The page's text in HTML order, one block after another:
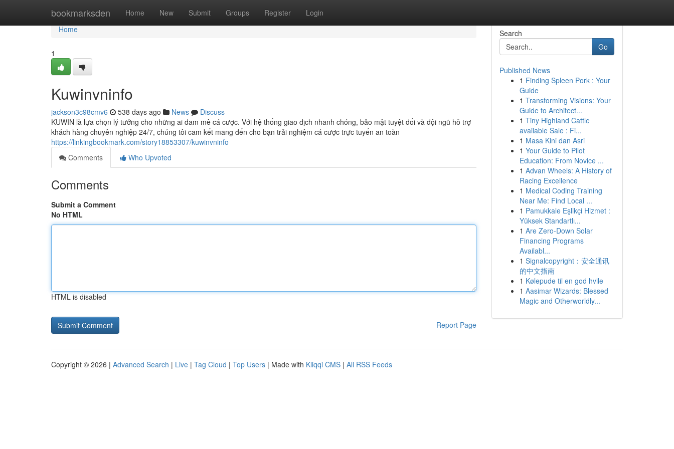
bookmarksden Home New Submit Groups Register Login
Home
Home
1
Kuwinvninfo
jackson3c98cmv6 538 days ago News
Discuss
KUWIN là lựa chọn lý tưởng cho những ai đam mê cá cược. Với hệ thống giao dịch nhanh chóng, bảo mật tuyệt đối và đội ngũ hỗ trợ
khách hàng chuyên nghiệp 24/7, chúng tôi cam kết mang đến cho bạn trải nghiệm cá cược trực tuyến an toàn
https://linkingbookmark.com/story18853307/kuwinvninfo
Comments
Who Upvoted
Comments
Submit a Comment
No HTML
HTML is disabled
Report Page
Search
Go
Published News
1 Finding Spleen Pork : Your
Guide
1 Transforming Visions: Your
Guide to Architect...
1 Tiny Highland Cattle
available Sale : Fi...
1 Masa Kini dan Asri
1 Your Guide to Pilot
Education: From Novice ...
1 Advan Wheels: A History of
Racing Excellence
1 Medical Coding Training
Near Me: Find Local ...
1 Pamukkale Eşlikçi Hizmet :
Yüksek Standartlı...
1 Are Zero-Down Solar
Financing Programs
Availabl...
1 Signalcopyright：安全通讯
的中文指南
1 Kølepude til en god hvile
1 Aasimar Wizards: Blessed
Magic and Otherworldly...
Copyright © 2026 | Advanced Search | Live | Tag Cloud | Top Users | Made with Kliqqi CMS | All RSS Feeds